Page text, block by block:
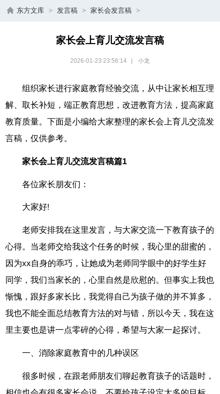
东方文库 > 发言稿 > 家长会发言稿 >
家长会上育儿交流发言稿
2026-01-23 23:56:14 小龙
组织家长进行家庭教育经验交流，从中让家长相互理
解、取长补短，端正教育思想，改进教育方法，提高家庭
教育质量。下面是小编给大家整理的家长会上育儿交流发
言稿，仅供参考。
家长会上育儿交流发言稿篇1
各位家长朋友们：
大家好!
老师安排我在这里发言，与大家交流一下教育孩子的
心得。当老师交给我这个任务的时候，我心里的甜蜜的，
因为xx自身的乖巧，让她成为老师同学眼中的好学生好
同学，我们当家长的，心里自然是欣慰的。但事实上我也
惭愧，跟好多家长比，我觉得自己为孩子做的并不算多，
我也不能全面总结教育方法的对与错，所以今天，我在这
里主要也是讲一点零碎的心得，希望与大家一起探讨。
一、消除家庭教育中的几种误区
很多时候，在跟老师朋友们聊起教育孩子的话题时，